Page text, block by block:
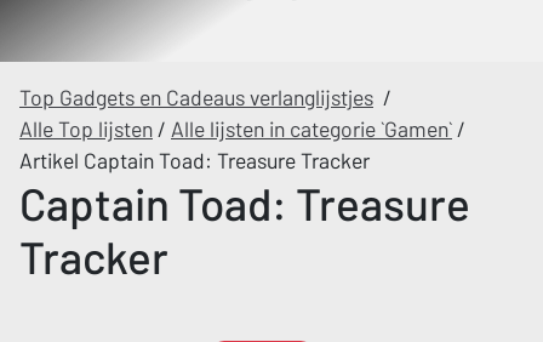
Top Gadgets en Cadeaus verlanglijstjes /
Alle Top lijsten / Alle lijsten in categorie `Gamen` /
Artikel Captain Toad: Treasure Tracker
Captain Toad: Treasure
Tracker